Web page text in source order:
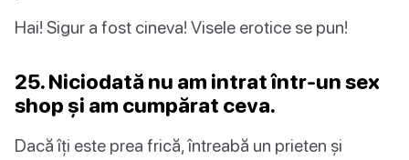
Hai! Sigur a fost cineva! Visele erotice se pun!
25. Niciodată nu am intrat într-un sex
shop și am cumpărat ceva.
Dacă îți este prea frică, întreabă un prieten și